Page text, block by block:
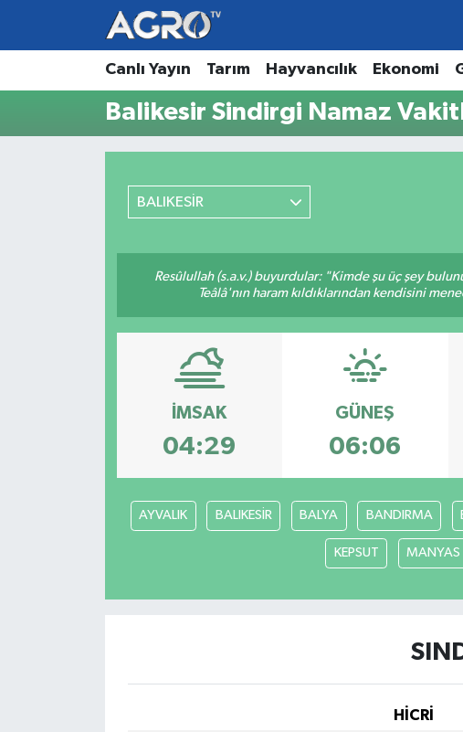
Canlı Yayın Tarım Hayvancılık Ekonomi
Balikesir Sindirgi Namaz
BALIKESİR
Resûlullah (s.a.v.) buyurdular: "Kimde şu üç şey
Teâlâ'nın haram kıldıklarından kendisini
İMSAK
04:29
GÜNEŞ
06:06
AYVALIK BALIKESİR BALYA BANDIRMA
KEPSUT MANYAS
HİCRİ
Hava Durumu
Trafik Durumu
Tüm Manşetler
Son Dakika Haberleri